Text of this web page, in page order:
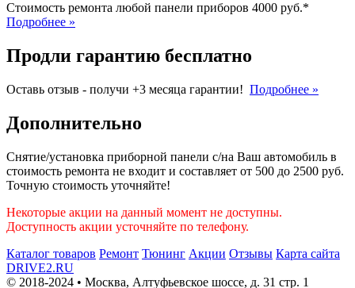
Стоимость ремонта любой панели приборов 4000 руб.*
Подробнее »
Продли гарантию бесплатно
Оставь отзыв - получи +3 месяца гарантии! Подробнее »
Дополнительно
Снятие/установка приборной панели с/на Ваш автомобиль в
стоимость ремонта не входит и составляет от 500 до 2500 руб.
Точную стоимость уточняйте!
Некоторые акции на данный момент не доступны.
Доступность акции усточняйте по телефону.
Каталог товаров Ремонт Тюнинг Акции Отзывы Карта сайта
DRIVE2.RU
© 2018-2024 • Москва, Алтуфьевское шоссе, д. 31 стр. 1